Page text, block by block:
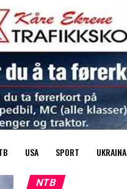
USA SPORT UKRAINA
NTB